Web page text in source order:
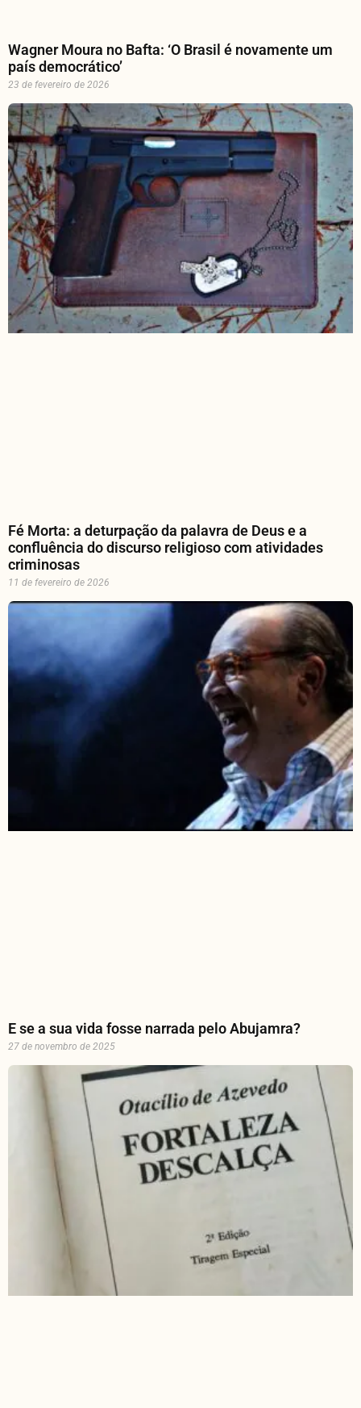
Wagner Moura no Bafta: ‘O Brasil é novamente um
país democrático’
23 de fevereiro de 2026
Fé Morta: a deturpação da palavra de Deus e a
confluência do discurso religioso com atividades
criminosas
11 de fevereiro de 2026
E se a sua vida fosse narrada pelo Abujamra?
27 de novembro de 2025